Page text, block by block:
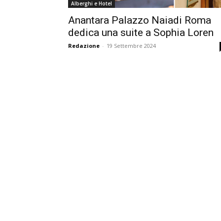
Alberghi e Hotel
Anantara Palazzo Naiadi Roma
dedica una suite a Sophia Loren
Redazione - 19 Settembre 2024